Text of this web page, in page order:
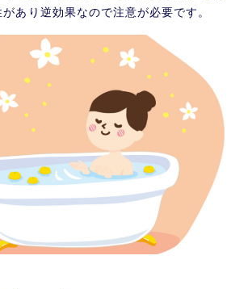
あり逆効果なので注意が必要です。